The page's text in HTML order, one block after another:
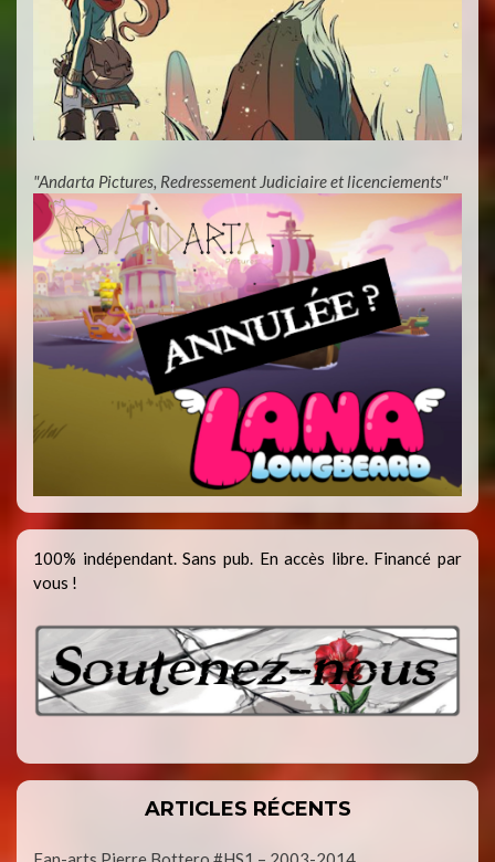
"Andarta Pictures, Redressement Judiciaire et licenciements"
100% indépendant. Sans pub. En accès libre. Financé par
vous !
ARTICLES RÉCENTS